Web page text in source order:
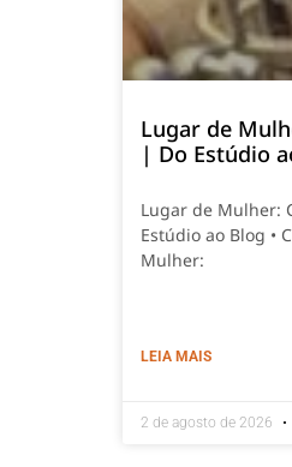
Lugar de
| Do Estúdio
Lugar de Mulher:
Estúdio ao Blog •
Mulher:
LEIA MAIS
2 de agosto de 2026